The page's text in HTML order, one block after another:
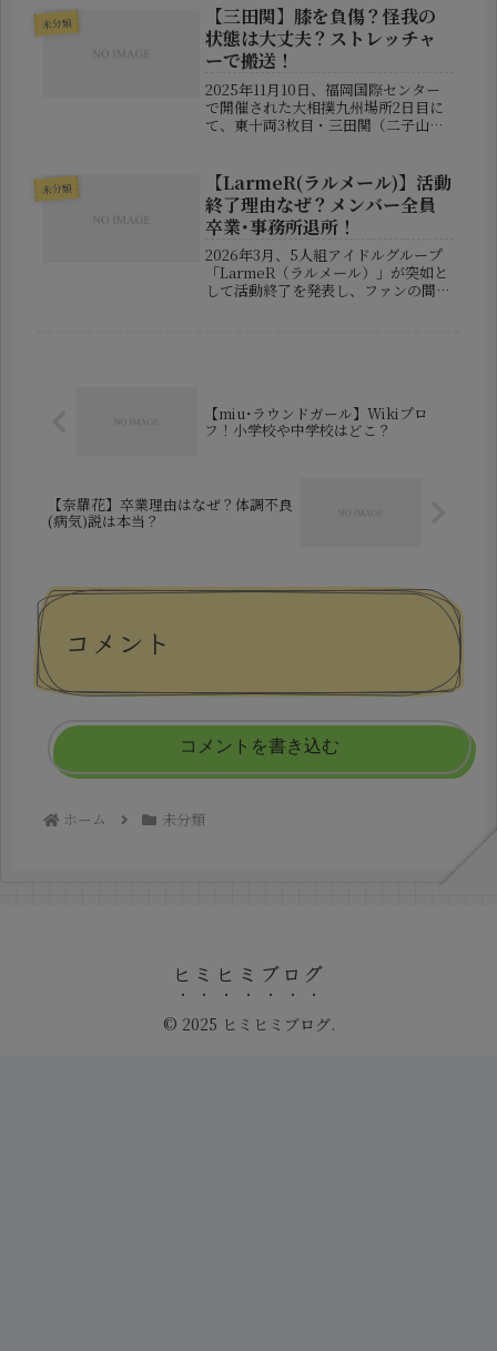
み会に参加した様子が報じられ、その
場には匿名の「人気セクシー女優A
子」...
未分類
【三田関】膝を負傷？怪我の
状態は大丈夫？ストレッチャ
ーで搬送！
2025年11月10日、福岡国際センター
で開催された大相撲九州場所2日目に
て、東十両3枚目・三田関（二子山部
相手・輝との取組中に右膝を痛め、そ
のまま土俵上で動けなくなった三...
未分類
【LarmeR(ラルメール)】活動
終了理由なぜ？メンバー全員
卒業･事務所退所！
2026年3月、5人組アイドルグループ
「LarmeR（ラルメール）」が突如と
して活動終了を発表し、ファンの間に
【miu･ラウンドガール】Wikiプロ
フ！小学校や中学校はどこ？
【奈羅花】卒業理由はなぜ？体調不良
(病気)説は本当？
コメント
コメントを書き込む
ホーム 未分類
ヒミヒミブログ
© 2025 ヒミヒミブログ.